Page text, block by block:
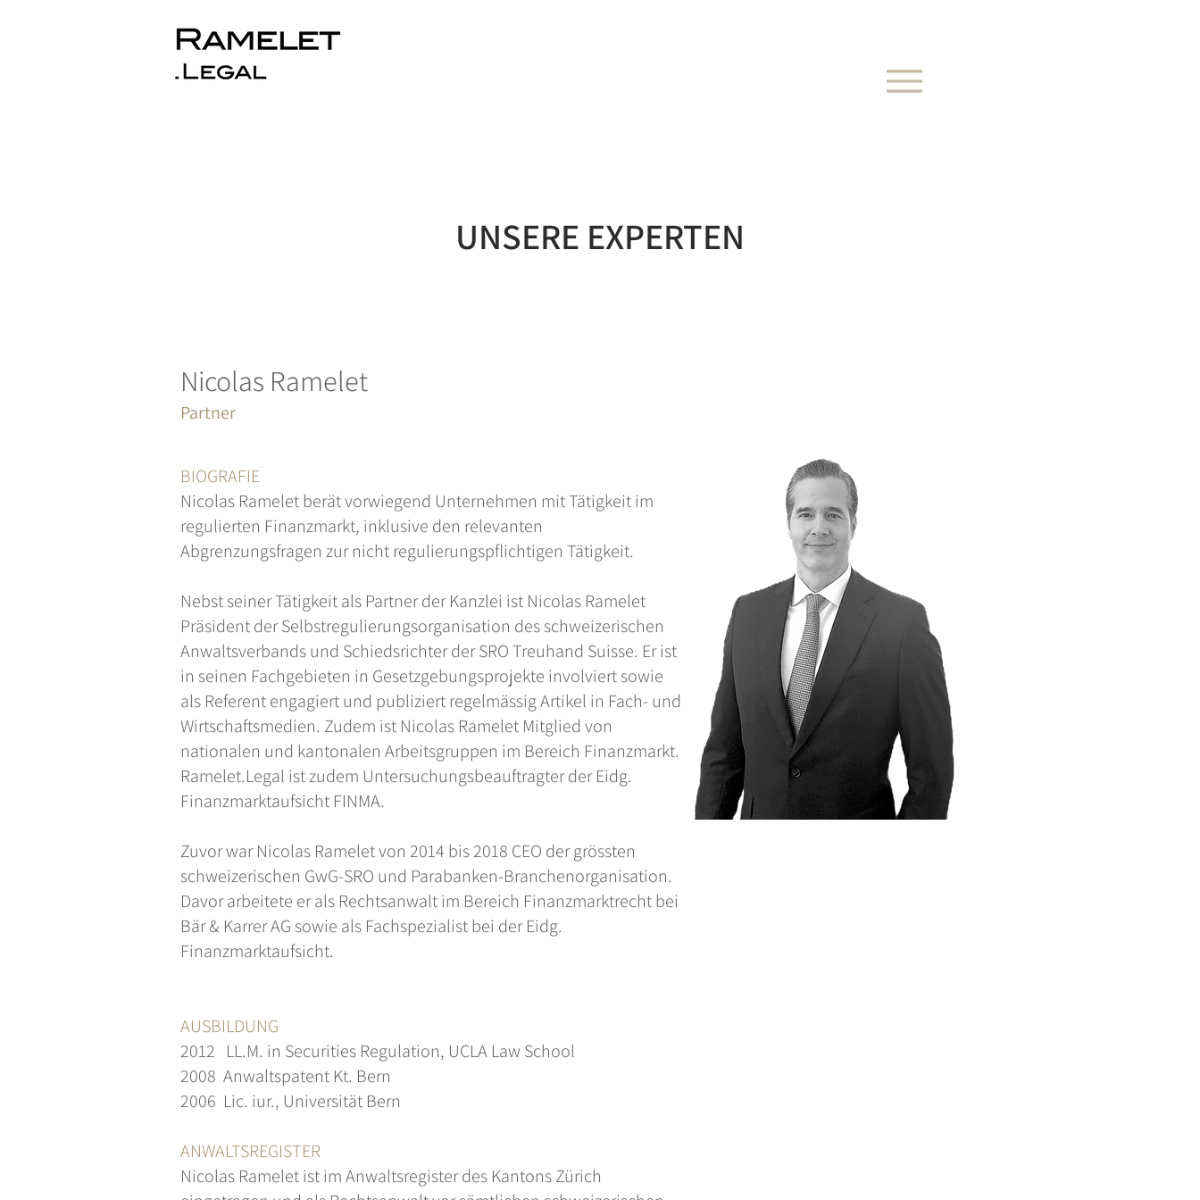
UNSERE EXPERTEN
Nicolas Ramelet
Partner
BIOGRAFIE
Nicolas Ramelet berät vorwiegend Unternehmen mit Tätigkeit im
regulierten Finanzmarkt, inklusive den relevanten
Abgrenzungsfragen zur nicht regulierungspflichtigen Tätigkeit.
Nebst seiner Tätigkeit als Partner der Kanzlei ist Nicolas Ramelet
Präsident der Selbstregulierungsorganisation des schweizerischen
Anwaltsverbands und Schiedsrichter der SRO Treuhand Suisse. Er ist
in seinen Fachgebieten in Gesetzgebungsprojekte involviert sowie
als Referent engagiert und publiziert regelmässig Artikel in Fach- und
Wirtschaftsmedien. Zudem ist Nicolas Ramelet Mitglied von
nationalen und kantonalen Arbeitsgruppen im Bereich Finanzmarkt.
Ramelet.Legal ist zudem Untersuchungsbeauftragter der Eidg.
Finanzmarktaufsicht FINMA.
Zuvor war Nicolas Ramelet von 2014 bis 2018 CEO der grössten
schweizerischen GwG-SRO und Parabanken-Branchenorganisation.
Davor arbeitete er als Rechtsanwalt im Bereich Finanzmarktrecht bei
Bär & Karrer AG sowie als Fachspezialist bei der Eidg.
Finanzmarktaufsicht.
AUSBILDUNG
2012 LL.M. in Securities Regulation, UCLA Law School
2008 Anwaltspatent Kt. Bern
2006 Lic. iur., Universität Bern
ANWALTSREGISTER
Nicolas Ramelet ist im Anwaltsregister des Kantons Zürich